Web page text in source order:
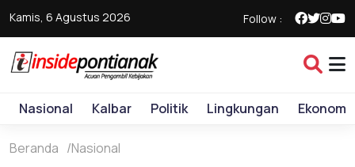
Kamis, 6 Agustus 2026 Follow :
Nasional Kalbar Politik Lingkungan Ekonomi
Beranda Nasional